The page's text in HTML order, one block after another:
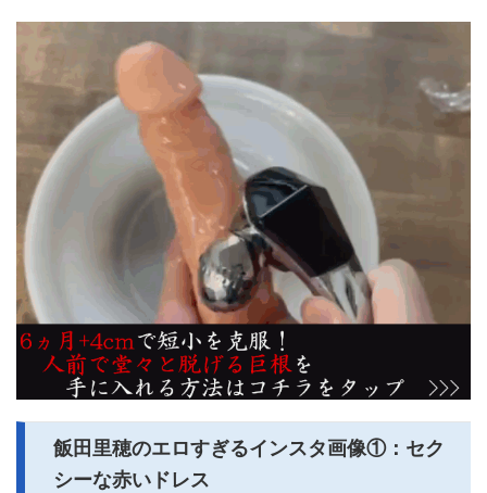
飯田里穂のエロすぎるインスタ画像①：セク
シーな赤いドレス